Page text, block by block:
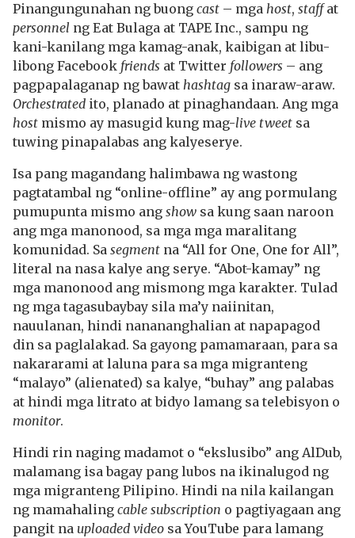
Pinangungunahan ng buong cast – mga host, staffat
personnel ng Eat Bulaga at TAPE Inc., sampu ng
kani-kanilang mga kamag-anak, kaibigan at libu-
libong Facebook friends at Twitter followers – ang
pagpapalaganap ng bawat hashtag sa inaraw-araw.
Orchestrated ito, planado at pinaghandaan. Ang mga
host mismo ay masugid kung mag-live tweet sa
tuwing pinapalabas ang kalyeserye.
Isa pang magandang halimbawa ng wastong
pagtatambal ng “online-offline” ay ang pormulang
pumupunta mismo ang show sa kung saan naroon
ang mga manonood, sa mga mga maralitang
komunidad. Sa segment na “All for One, One for All”,
literal na nasa kalye ang serye. “Abot-kamay” ng
mga manonood ang mismong mga karakter. Tulad
ng mga tagasubaybay sila ma’y naiinitan,
nauulanan, hindi nanananghalian at napapagod
din sa paglalakad. Sa gayong pamamaraan, para sa
nakararami at laluna para sa mga migranteng
“malayo” (alienated) sa kalye, “buhay” ang palabas
at hindi mga litrato at bidyo lamang sa telebisyon o
monitor.
Hindi rin naging madamot o “ekslusibo” ang AlDub,
malamang isa bagay pang lubos na ikinalugod ng
mga migranteng Pilipino. Hindi na nila kailangan
ng mamahaling cable subscription o pagtiyagaan ang
pangit na uploaded video sa YouTube para lamang